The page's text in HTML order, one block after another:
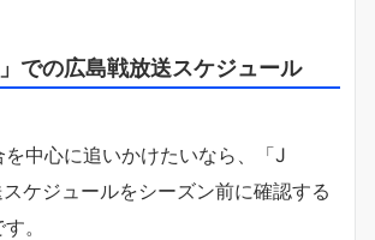
」での広島戦放送スケジュール
を中心に追いかけたいなら、「J
ケジュールをシーズン前に確認する
。